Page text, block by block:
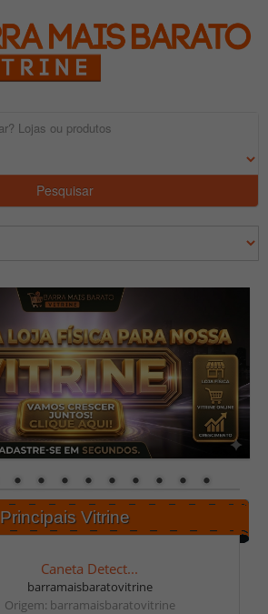
Pesquisar
Principais Vitrine
Caneta Detect...
barramaisbaratovitrine
Origem: barramaisbaratovitrine